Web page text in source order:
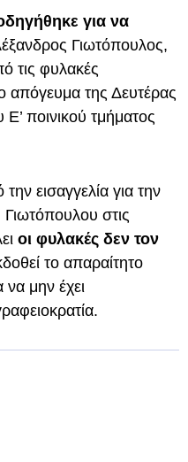
για να
Γιωτόπουλος,
τις φυλακές
απόγευμα της Δευτέρας
ποινικού τμήματος
εισαγγελία για την
στις
οι φυλακές δεν τον
το απαραίτητο
να μην έχει